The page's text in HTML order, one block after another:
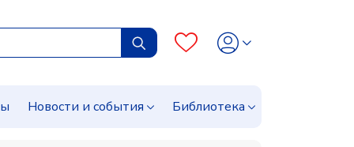
Новости и события Библиотека